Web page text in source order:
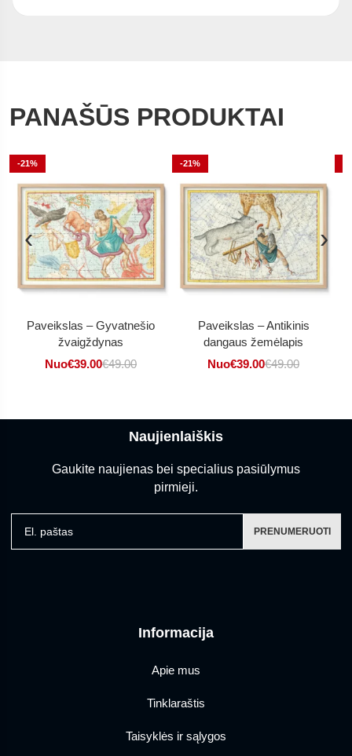
PANAŠŪS PRODUKTAI
‹
-21%
Paveikslas – Gyvatnešio
žvaigždynas
Nuo€39.00€49.00
-21%
Paveikslas – Antikinis
dangaus žemėlapis
Nuo€39.00€49.00
›
Informacija
Apie mus
Tinklaraštis
Taisyklės ir sąlygos
Naujienlaiškis
Gaukite naujienas bei specialius pasiūlymus
pirmieji.
PRENUMERUOTI